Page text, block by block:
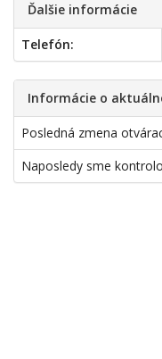
Ďalšie informácie
Telefón:
Informácie o
Posledná zmena
Naposledy sme